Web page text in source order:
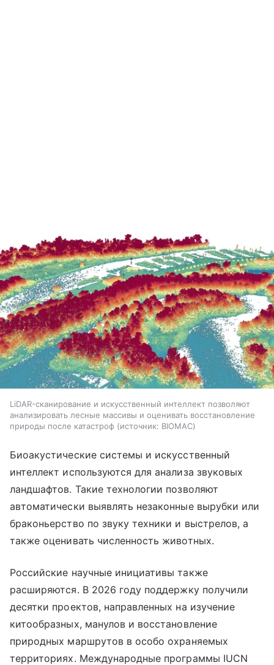
LiDAR-сканирование и искусственный интеллект позволяют
анализировать лесные массивы и оценивать восстановление
природы после катастроф
источник: BIOMAC
Биоакустические системы и искусственный
интеллект используются для анализа звуковых
ландшафтов. Такие технологии позволяют
автоматически выявлять незаконные вырубки или
браконьерство по звуку техники и выстрелов, а
также оценивать численность животных.
Российские научные инициативы также
расширяются. В 2026 году поддержку получили
десятки проектов, направленных на изучение
китообразных, манулов и восстановление
природных маршрутов в особо охраняемых
территориях. Международные программы IUCN